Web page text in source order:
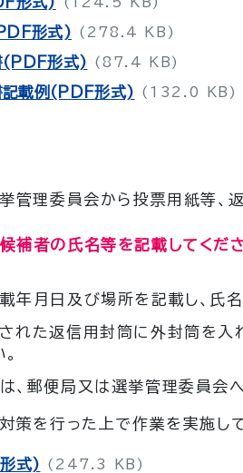
形式) (278.4 KB)
(PDF形式) (87.4 KB)
記載例(PDF形式) (132.0 KB)
管理委員会から投票用紙等、
補者の氏名等を記載してくだ
年月日及び場所を記載し、氏名
れた返信用封筒に外封筒を入
、郵便局又は選挙管理委員会
を行った上で作業を実施して
式) (247.3 KB)